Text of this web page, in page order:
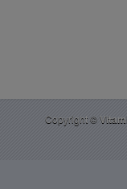
Copyright ©